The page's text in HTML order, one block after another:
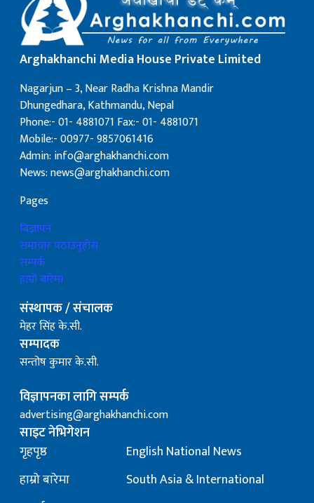
Arghakhanchi Media House Private Limited
Nagarjun – 3, Near Radha Krishna Mandir
Dhungedhara, Kathmandu, Nepal
Phone:- 01- 4881071 Fax:- 01- 4881071
Mobile:- 00977- 9857061416
Admin: info@arghakhanchi.com
News: news@arghakhanchi.com
Pages
बिज्ञापन
समाचार पठाउनुहोस्
सम्पर्क
हाम्रो बारेमा
संस्थापक / संचालक
मेहर सिंह के.सी.
सम्पादक
सन्तोष कुमार के.सी.
विज्ञापनका लागि सम्पर्क
advertising@arghakhanchi.com
साइट नेभिगेशन
गृहपृष्ठ
हाम्रो बारेमा
English National News
South Asia & International